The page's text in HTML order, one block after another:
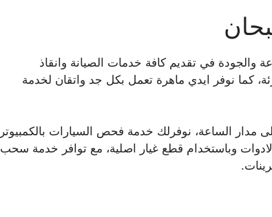
والجودة في تقديم كافة خدمات الصيانة وانقاذ
كما نوفر ايدي ماهرة تعمل بكل جد واتقان لخدمة
الساعة، نوفرلك خدمة فحص السيارات بالكمبيوتر
وباستخدام قطع غيار اصلية، مع توافر خدمة سحب